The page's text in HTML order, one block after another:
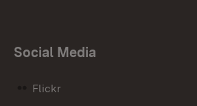
Social Media
Flickr